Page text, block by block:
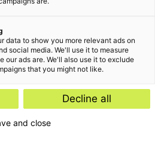
data to show you more relevant ads on
social media. We'll use it to measure
our ads are. We'll also use it to exclude
that you might not like.
Decline all
and close